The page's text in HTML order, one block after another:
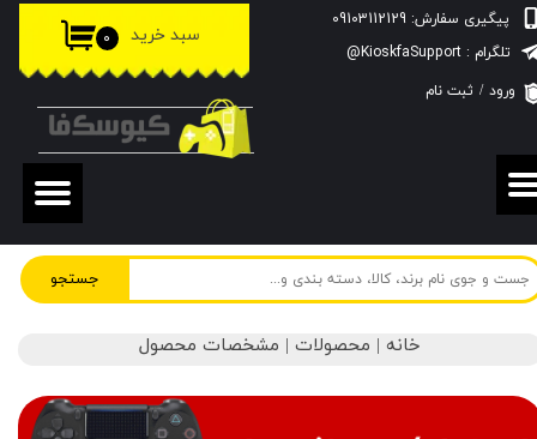
جستجو
پیگیری سفارش: 09103112129
۰ سبد خرید
ورود / ثبت نام
حساب کاربری من
تغییر گذر واژه
سفارشات
خروج از حساب کاربری
تلگرام : KioskfaSupport@
خانه | محصولات | مشخصات محصول